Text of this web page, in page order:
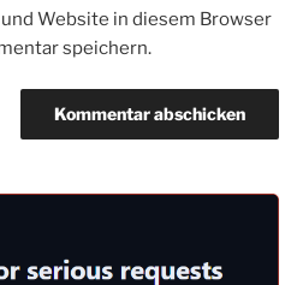
Website in diesem Browser
speichern.